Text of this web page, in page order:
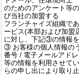
のためのアンケート等
び当社の加盟する
フランチャイズ組織で
ービス(本部および加盟
に対し、下記③の情報を
③ お客様の個人情報の
番号 / 電子メールアドレ
等の情報を利用させて
らの申し出により取り止